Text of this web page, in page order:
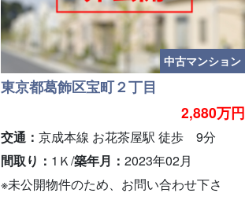
中古マンション
東京都葛飾区宝町２丁目
2,880万円
交通：京成本線 お花茶屋駅 徒歩 9分
間取り： 1Ｋ/築年月：2023年02月
※未公開物件のため、お問い合わせ下さ